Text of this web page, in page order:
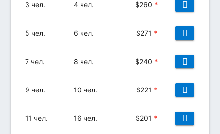
3 чел. 4 чел. $260 *
5 чел. 6 чел. $271 *
7 чел. 8 чел. $240 *
9 чел. 10 чел. $221 *
11 чел. 16 чел. $201 *